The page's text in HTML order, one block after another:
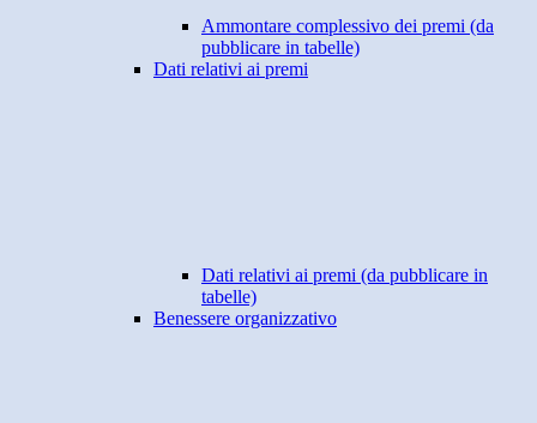
Ammontare complessivo dei premi (da
pubblicare in tabelle)
Dati relativi ai premi
Dati relativi ai premi (da pubblicare in
tabelle)
Benessere organizzativo